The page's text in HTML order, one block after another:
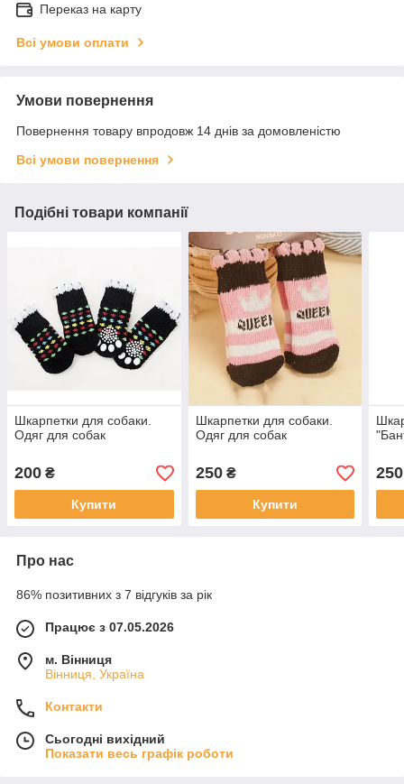
Переказ на карту
Всі умови оплати
Умови повернення
Повернення товару впродовж 14 днів за домовленістю
Всі умови повернення
Подібні товари компанії
Шкарпетки для собаки.
Одяг для собак
200 ₴
Купити
Шкарпетки для собаки.
Одяг для собак
250₴
Купити
250
Про нас
86% позитивних з 7 відгуків за рік
Працює з 07.05.2026
м. Вінниця
Вінниця, Україна
Контакти
Сьогодні вихідний
Показати весь графік роботи